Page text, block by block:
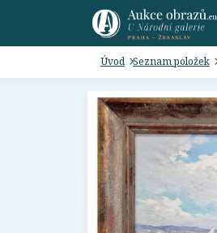
Úvod Seznam položek